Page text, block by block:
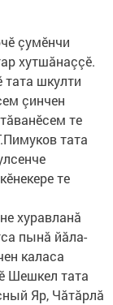
çумӗнчи
хутшăнаççӗ.
тата шкулти
çинчен
те
тата
те
хуравланă
пынă йăла-
каласа
Шешкел тата
Яр, Чăтăрлă